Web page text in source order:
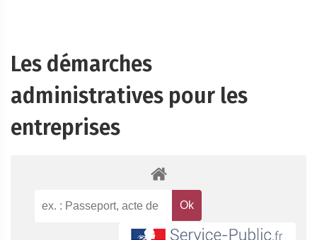
Les démarches
administratives pour les
entreprises